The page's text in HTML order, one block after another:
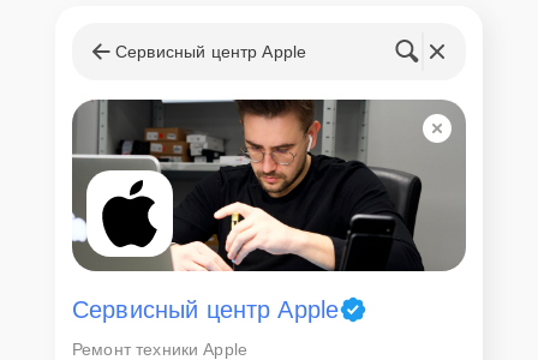
Сервисный центр Apple
Сервисный центр Apple
Ремонт техники Apple